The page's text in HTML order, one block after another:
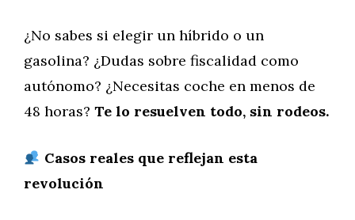
¿No sabes si elegir un híbrido o un
gasolina? ¿Dudas sobre fiscalidad como
autónomo? ¿Necesitas coche en menos de
48 horas? Te lo resuelven todo, sin rodeos.
Casos reales que reflejan esta
revolución